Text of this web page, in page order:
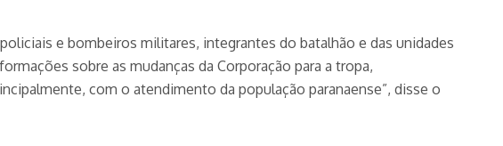
e bombeiros militares, integrantes do batalhão e das unidades
sobre as mudanças da Corporação para a tropa,
com o atendimento da população paranaense”, disse o